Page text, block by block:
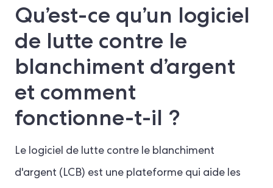
Qu’est-ce qu’un logiciel
de lutte contre le
blanchiment d’argent
et comment
fonctionne-t-il ?
Le logiciel de lutte contre le blanchiment
d'argent (LCB) est une plateforme qui aide les